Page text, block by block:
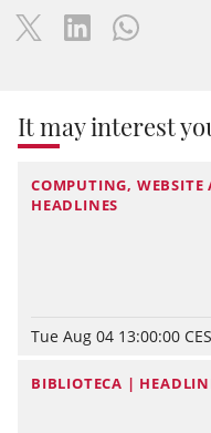
It may interest
COMPUTING,
HEADLINES
Tue Aug 04 13:00:00
BIBLIOTECA |